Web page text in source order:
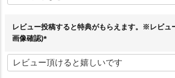
須
レビュー投稿すると特典がもらえます。※レビュ
画像確認)
必
須